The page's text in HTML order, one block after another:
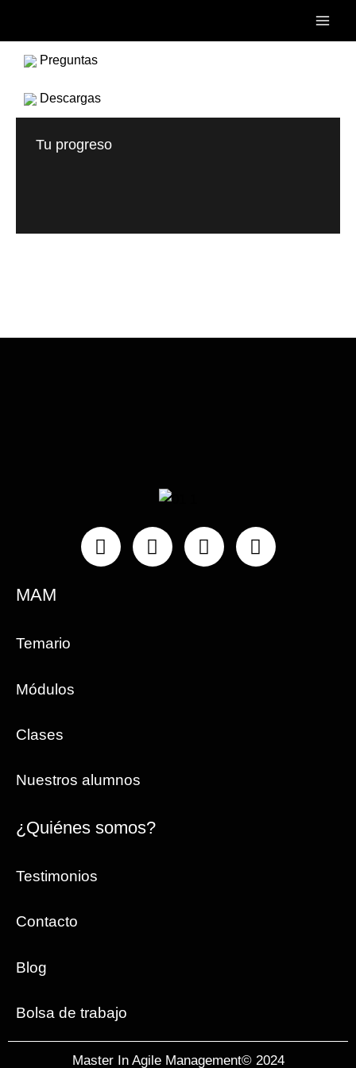
contenido
Main
Preguntas
Descargas
Tu progreso
InstagramFacebookLinkedinYoutube
MAM
Temario
Módulos
Clases
Nuestros alumnos
¿Quiénes somos?
Testimonios
Contacto
Blog
Bolsa de trabajo
Master In Agile Management© 2024